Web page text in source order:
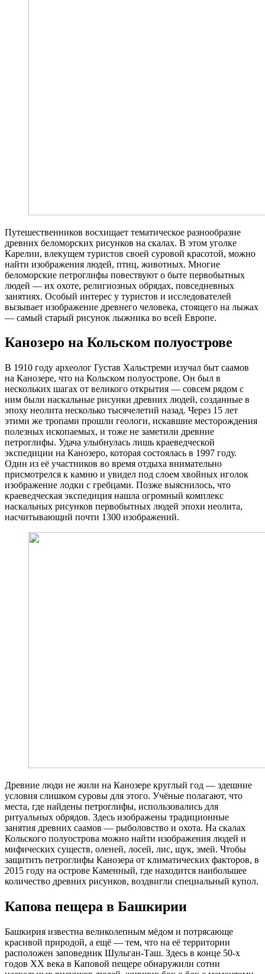
Путешественников восхищает тематическое разнообразие
древних беломорских рисунков на скалах. В этом уголке
Карелии, влекущем туристов своей суровой красотой, можно
найти изображения людей, птиц, животных. Многие
беломорские петроглифы повествуют о быте первобытных
людей — их охоте, религиозных обрядах, повседневных
занятиях. Особый интерес у туристов и исследователей
вызывает изображение древнего человека, стоящего на лыжах
— самый старый рисунок лыжника во всей Европе.
Канозеро на Кольском полуострове
В 1910 году археолог Густав Хальстреми изучал быт саамов
на Канозере, что на Кольском полуострове. Он был в
нескольких шагах от великого открытия — совсем рядом с
ним были наскальные рисунки древних людей, созданные в
эпоху неолита несколько тысячелетий назад. Через 15 лет
этими же тропами прошли геологи, искавшие месторождения
полезных ископаемых, и тоже не заметили древние
петроглифы. Удача улыбнулась лишь краеведческой
экспедиции на Канозеро, которая состоялась в 1997 году.
Один из её участников во время отдыха внимательно
присмотрелся к камню и увидел под слоем хвойных иголок
изображение лодки с гребцами. Позже выяснилось, что
краеведческая экспедиция нашла огромный комплекс
наскальных рисунков первобытных людей эпохи неолита,
насчитывающий почти 1300 изображений.
Древние люди не жили на Канозере круглый год — здешние
условия слишком суровы для этого. Учёные полагают, что
места, где найдены петроглифы, использовались для
ритуальных обрядов. Здесь изображены традиционные
занятия древних саамов — рыболовство и охота. На скалах
Кольского полуострова можно найти изображения людей и
мифических существ, оленей, лосей, лис, щук, змей. Чтобы
защитить петроглифы Канозера от климатических факторов, в
2015 году на острове Каменный, где находится наибольшее
количество древних рисунков, воздвигли специальный купол.
Капова пещера в Башкирии
Башкирия известна великолепным мёдом и потрясающе
красивой природой, а ещё — тем, что на её территории
расположен заповедник Шульган-Таш. Здесь в конце 50-х
годов XX века в Каповой пещере обнаружили сотни